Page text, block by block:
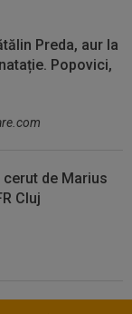
Preda, aur la
Popovici,
de Marius
Cluj